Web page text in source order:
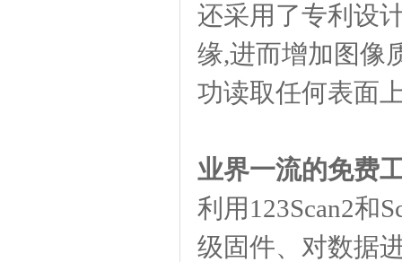
还采用了专利设
缘,进而增加图像
功读取任何表面
业界一流的免费
利用123Scan2和
级固件、对数据